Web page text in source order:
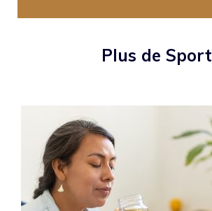
Plus de Sport